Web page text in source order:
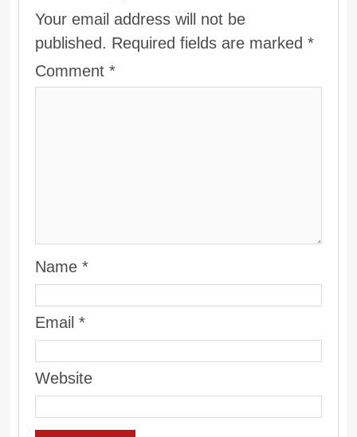
Your email address will not be
published. Required fields are marked*
Comment*
Name*
Email*
Website